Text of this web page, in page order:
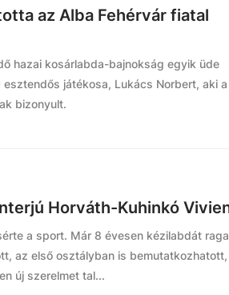
az Alba Fehérvár fiatal
hazai kosárlabda-bajnokság egyik üde
játékosa, Lukács Norbert, aki a
bizonyult.
Horváth-Kuhinkó
a sport. Már 8 évesen kézilabdát
az első osztályban is
új szerelmet tal...